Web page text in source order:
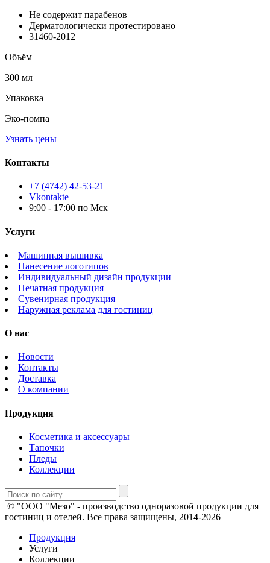
Не содержит парабенов
Дерматологически протестировано
31460-2012
Объём
300 мл
Упаковка
Эко-помпа
Узнать цены
Контакты
+7 (4742) 42-53-21
Vkontakte
9:00 - 17:00 по Мск
Услуги
Машинная вышивка
Нанесение логотипов
Индивидуальный дизайн продукции
Печатная продукция
Сувенирная продукция
Наружная реклама для гостиниц
О нас
Новости
Контакты
Доставка
О компании
Продукция
Косметика и аксессуары
Тапочки
Пледы
Коллекции
© "ООО "Мезо" - производство одноразовой продукции для
гостиниц и отелей. Все права защищены, 2014-2026
Продукция
Услуги
Коллекции